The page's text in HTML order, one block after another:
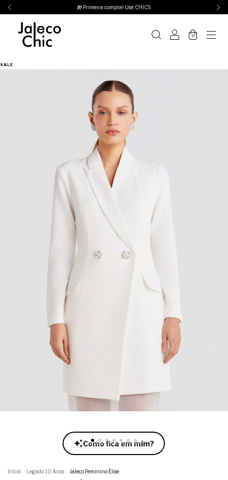
🎁 Primeira compra! Use: CHIC5
0
Como fica em mim?
Início Legado 10 Anos Jaleco Feminino Élise